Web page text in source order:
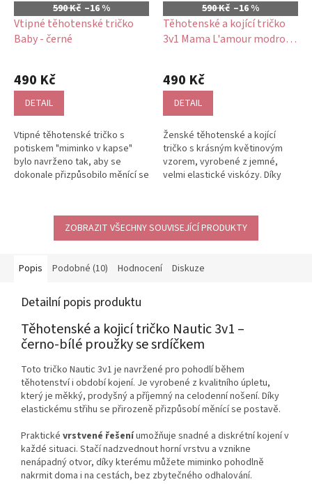
590 Kč –16 %
Vtipné těhotenské tričko
Baby - černé
490 Kč
DETAIL
Vtipné těhotenské tričko s
potiskem "miminko v kapse"
bylo navrženo tak, aby se
dokonale přizpůsobilo měnící se
590 Kč –16 %
Těhotenské a kojící tričko
3v1 Mama L'amour modro
hodnocení
produktu
5,0
5
hvězdiček.
490 Kč
DETAIL
Ženské těhotenské a kojící
tričko s krásným květinovým
vzorem, vyrobené z jemné,
velmi elastické viskózy. Díky
ZOBRAZIT VŠECHNY SOUVISEJÍCÍ PRODUKTY
Popis Podobné (10) Hodnocení Diskuze
Detailní popis produktu
Těhotenské a kojicí tričko Nautic 3v1 –
černo‑bílé proužky se srdíčkem
Toto tričko Nautic 3v1 je navržené pro pohodlí během
těhotenství i období kojení. Je vyrobené z kvalitního úpletu,
který je měkký, prodyšný a příjemný na celodenní nošení. Díky
elastickému střihu se přirozeně přizpůsobí měnící se postavě.
Praktické vrstvené řešeníumožňuje snadné a diskrétní kojení v
každé situaci. Stačí nadzvednout horní vrstvu a vznikne
nenápadný otvor, díky kterému můžete miminko pohodlně
nakrmit doma i na cestách, bez zbytečného odhalování.